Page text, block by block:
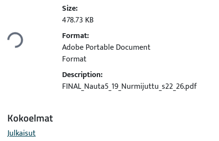
Size:
478.73 KB
Format:
Adobe Portable Document
Format
Description:
FINAL_Nauta5_19_Nurmijuttu_s22_26.pdf
Kokoelmat
Julkaisut